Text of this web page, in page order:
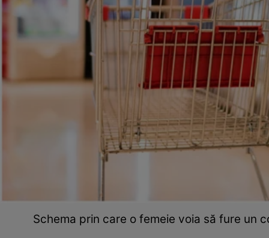
Schema prin care o femeie voia să fure un